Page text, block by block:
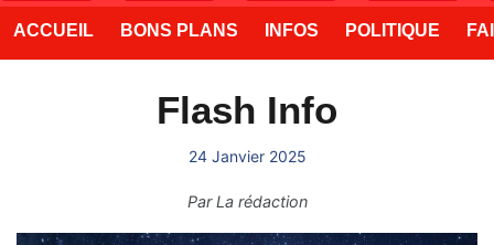
ACCUEIL BONS PLANS INFOS POLITIQUE
Flash Info
24 Janvier 2025
ParLa rédaction